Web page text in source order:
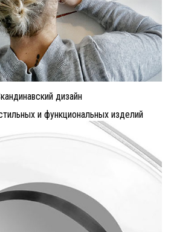
дизайн
и функциональных изделий